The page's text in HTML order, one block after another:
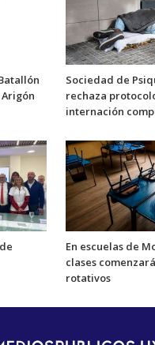
Sociedad de
rechaza
internación
En escuelas de
clases
rotativos